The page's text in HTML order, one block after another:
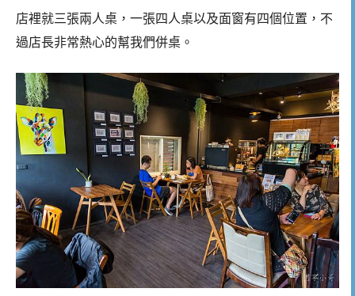
店裡就三張兩人桌，一張四人桌以及面窗有四個位置，不
過店長非常熱心的幫我們併桌。